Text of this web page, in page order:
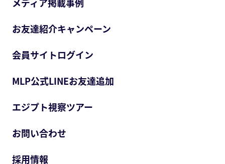
メディア掲載事例
お友達紹介キャンペーン
会員サイトログイン
MLP公式LINEお友達追加
エジプト視察ツアー
お問い合わせ
採用情報